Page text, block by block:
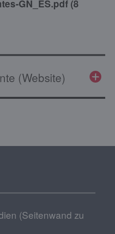
GN_ES.pdf(8
(Website)
(Seitenwand zu